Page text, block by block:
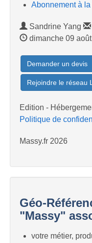
Abonnement à
Sandrine Yang
dimanche 09
Demander un devis
Rejoindre le réseau
Edition -
Politique de
Massy.fr 2026
Géo-
"Massy"
votre métier,